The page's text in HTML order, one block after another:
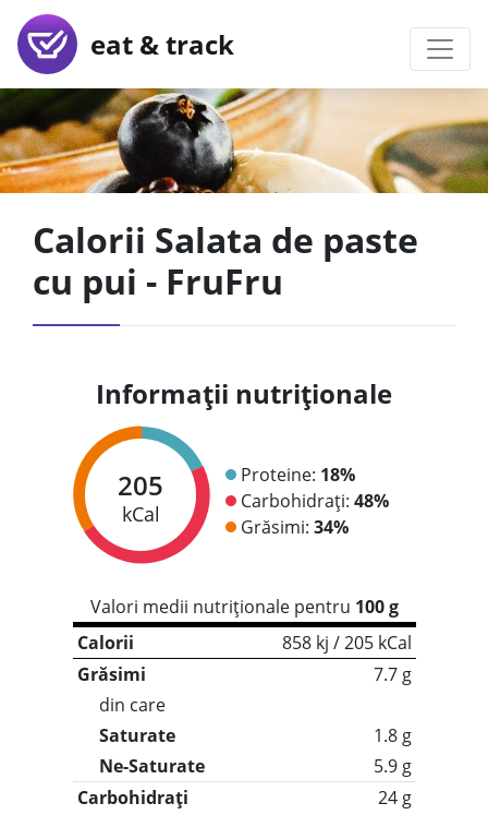
eat & track
Calorii Salata de paste
cu pui - FruFru
Informații nutriționale
205
kCal
Proteine: 18%
Carbohidrați: 48%
Grăsimi: 34%
Valori medii nutriționale pentru 100 g
Calorii
858 kj / 205 kCal
Grăsimi
7.7 g
din care
Saturate
1.8 g
Ne-Saturate
5.9 g
Carbohidrați
24 g